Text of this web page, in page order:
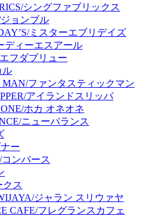
シングファブリックス
ョンブル
ミスターエブリデイズ
ディーエスアール
フダブリュー
ル
MAN/ファンタスティックマン
アイランドスリッパ
ホカ オネオネ
ニューバランス
ー
ンバース
クス
ジャラン スリウァヤ
CAFE/フレグランスカフェ